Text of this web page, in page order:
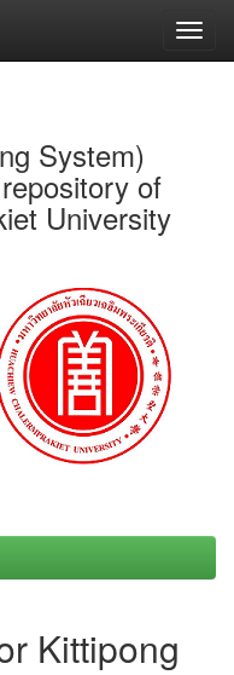
System)
of
University
Kittipong